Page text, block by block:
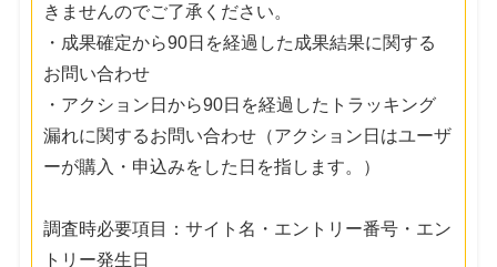
きませんのでご了承ください。
・成果確定から90日を経過した成果結果に関する
お問い合わせ
・アクション日から90日を経過したトラッキング
漏れに関するお問い合わせ（アクション日はユーザ
ーが購入・申込みをした日を指します。）
調査時必要項目：サイト名・エントリー番号・エン
トリー発生日